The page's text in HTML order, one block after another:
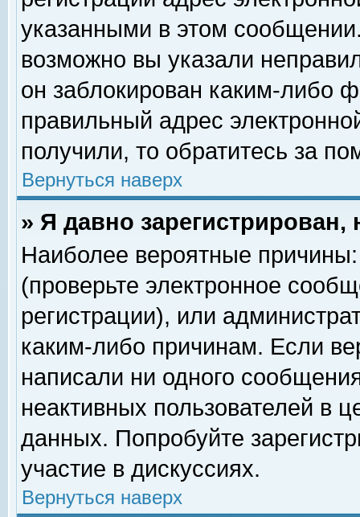
указанными в этом
возможно вы указали
он заблокирован каким-либо
правильный адрес
получили, то обратитесь за
Вернуться наверх
» Я давно
Наиболее вероятные
(проверьте электронное
регистрации), или
каким-либо причинам. Если
написали ни одного
неактивных пользователей в
данных. Попробуйте
участие в дискуссиях.
Вернуться наверх